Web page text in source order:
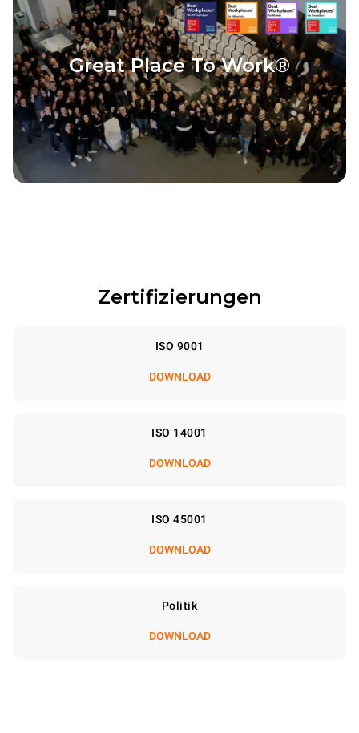
Great Place To Work®
Zertifizierungen
ISO 9001
DOWNLOAD
ISO 14001
DOWNLOAD
ISO 45001
DOWNLOAD
Politik
DOWNLOAD